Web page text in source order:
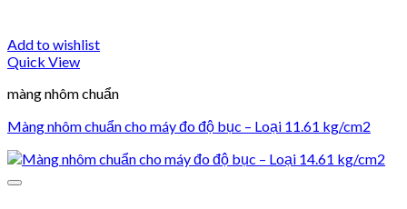
Add to wishlist
Quick View
màng nhôm chuẩn
Màng nhôm chuẩn cho máy đo độ bục – Loại 11.61 kg/cm2